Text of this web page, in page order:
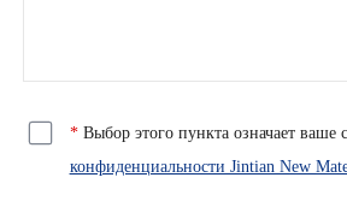
* Выбор этого пункта означает ваше
конфиденциальности Jintian New